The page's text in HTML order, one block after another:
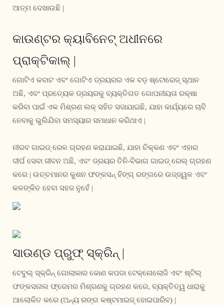
ଆତ୍ମ ଦେଖାଉଛି |
କାଉଣ୍ଟର କ୍ୟାବିନେଟ୍ ଅଧୀନରେ
ପ୍ରାକ୍ଟିକାଲ୍ |
ଗୋଟିଏ କବାଟ ଏବଂ ଗୋଟିଏ ଡ୍ରୟରର ଏକ ବଡ଼ ଷ୍ଟୋରେଜ୍ ସ୍ଥାନ
ଅଛି, ଏବଂ ପ୍ରତ୍ୟେକ ଡ୍ରୟରକୁ ବ୍ୟକ୍ତିଗତ ଗୋପନୀୟତା ରକ୍ଷା
କରିବା ପାଇଁ ଏକ ମିଶ୍ରଣ ଲକ୍ ସହିତ ସଜାଯାଇଛି, ଯାହା କାର୍ଯ୍ୟରେ ଚାବି
ନେବାକୁ ଭୁଲିଯିବା ସମସ୍ୟାର ସମାଧାନ କରିଥାଏ |
ନୀରବ ଗାଇଡ୍ ରେଳ ଗ୍ରହଣ କରାଯାଇଛି, ଯାହା ଚିକ୍କଣ ଏବଂ ଏହାର
ଦୀର୍ଘ ସେବା ଜୀବନ ଅଛି, ଏବଂ ଡ୍ରୟର ତିନି-ବିଭାଗ ଗାଇଡ୍ ରେଲ୍ ଗ୍ରହଣ
କରେ | ଉଚ୍ଚମାନର କୁଶନ ଫଙ୍କସନ୍ ହିଙ୍ଗ୍ ରଙ୍ଗରେ ଉଜ୍ଜ୍ୱଳ ଏବଂ
କଳଙ୍କିତ ହେବା ସହଜ ନୁହେଁ |
ସାଉଣ୍ଡ ପ୍ରୁଫ୍ ସ୍କ୍ରିନ୍ |
ଟେବୁଲ୍ ସ୍କ୍ରିନ୍ ଗୋଲାକାର କୋଣ କପଡା ଟେକ୍ନୋଲୋଜି ଏବଂ ଷ୍ଟିଲ୍
ଫଙ୍କସନାଲ ଫ୍ରେମର ମିଶ୍ରଣକୁ ଗ୍ରହଣ କରେ, ବ୍ୟକ୍ତିତ୍ୱ ଧାରାକୁ
ଆଲୋକିତ କରେ (ଅନ୍ୟ ରଙ୍ଗ କଷ୍ଟମାଇଜ୍ ହୋଇପାରିବ) |